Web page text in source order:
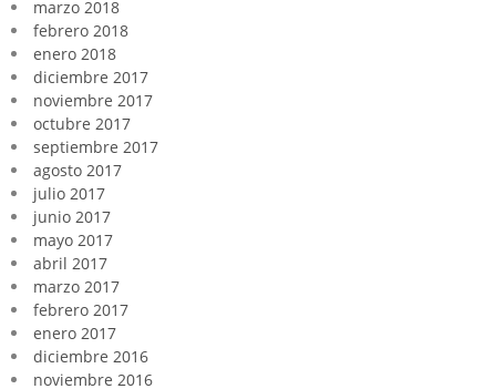
marzo 2018
febrero 2018
enero 2018
diciembre 2017
noviembre 2017
octubre 2017
septiembre 2017
agosto 2017
julio 2017
junio 2017
mayo 2017
abril 2017
marzo 2017
febrero 2017
enero 2017
diciembre 2016
noviembre 2016